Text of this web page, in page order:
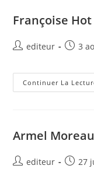
Françoise Hot
editeur 3
Continuer La
Armel Moreau
editeur 27